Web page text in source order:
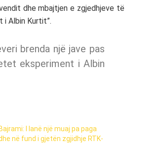
dhe mbajtjen e zgjedhjeve të
i Albin Kurtit”.
brenda një jave pas
eksperiment i Albin
Bajrami: I lanë një muaj pa paga
në fund i gjetën zgjidhje RTK-